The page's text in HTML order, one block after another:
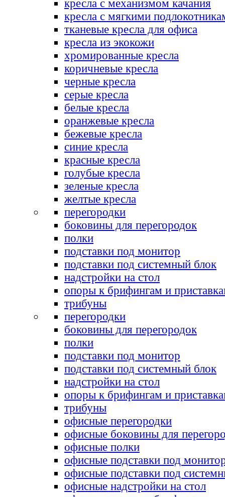
кресла с механизмом качания
кресла с мягкими
тканевые кресла для офиса
кресла из экокожи
хромированные кресла
коричневые кресла
черные кресла
серые кресла
белые кресла
оранжевые кресла
бежевые кресла
синие кресла
красные кресла
голубые кресла
зеленые кресла
желтые кресла
перегородки
боковины для перегородок
полки
подставки под монитор
подставки под системный блок
надстройки на стол
опоры к брифингам и
трибуны
перегородки
боковины для перегородок
полки
подставки под монитор
подставки под системный блок
надстройки на стол
опоры к брифингам и
трибуны
офисные перегородки
офисные боковины для
офисные полки
офисные подставки под
офисные подставки под
офисные надстройки на стол